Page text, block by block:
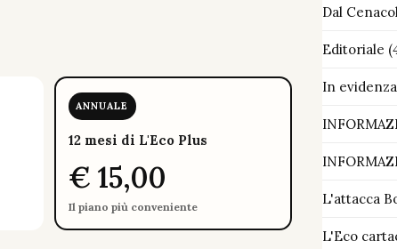
ANNUALE
12 mesi di L'Eco Plus
€ 15,00
Il piano più conveniente
Dal
Editoriale
In evidenza
L'attacca
L'Eco